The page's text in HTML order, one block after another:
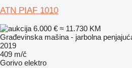
ATN PIAF 1010
6.000 € ≈ 11.730 KM
Građevinska mašina - jarbolna
2019
409 m/č
Gorivo elektro